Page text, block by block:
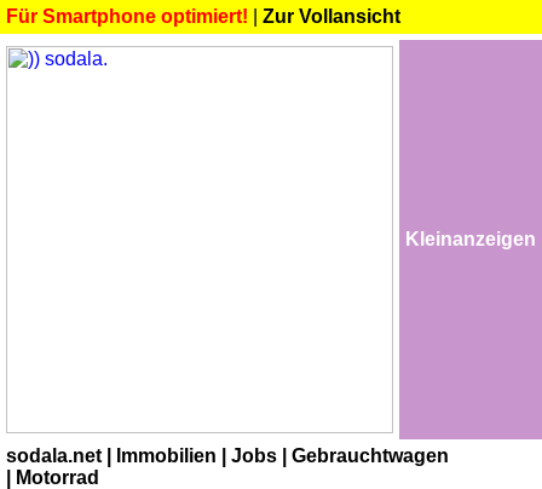
Für Smartphone optimiert! Zur Vollansicht
Kleinanzeigen
sodala.net | Immobilien | Jobs
| Gebrauchtwagen
| Motorrad